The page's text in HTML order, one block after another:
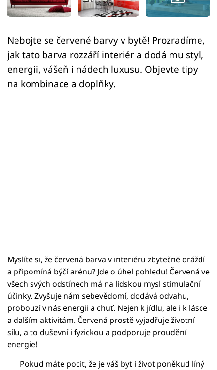
Nebojte se červené barvy v bytě! Prozradíme,
jak tato barva rozzáří interiér a dodá mu styl,
energii, vášeň i nádech luxusu. Objevte tipy
na kombinace a doplňky.
Myslíte si, že červená barva v interiéru zbytečně dráždí
a připomíná býčí arénu? Jde o úhel pohledu! Červená ve
všech svých odstínech má na lidskou mysl stimulační
účinky. Zvyšuje nám sebevědomí, dodává odvahu,
probouzí v nás energii a chuť. Nejen k jídlu, ale i k lásce
a dalším aktivitám. Červená prostě vyjadřuje životní
sílu, a to duševní i fyzickou a podporuje proudění
energie!
Pokud máte pocit, že je váš byt i život poněkud líný